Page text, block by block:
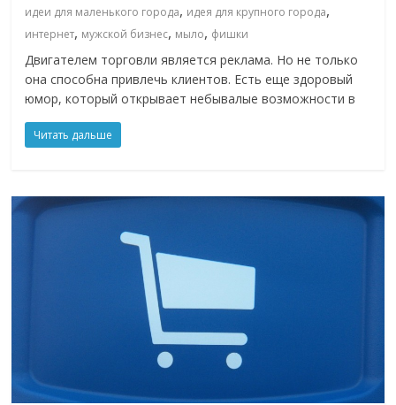
идеи для маленького города, идея для крупного города,
интернет, мужской бизнес, мыло, фишки
Двигателем торговли является реклама. Но не только
она способна привлечь клиентов. Есть еще здоровый
юмор, который открывает небывалые возможности в
Читать дальше